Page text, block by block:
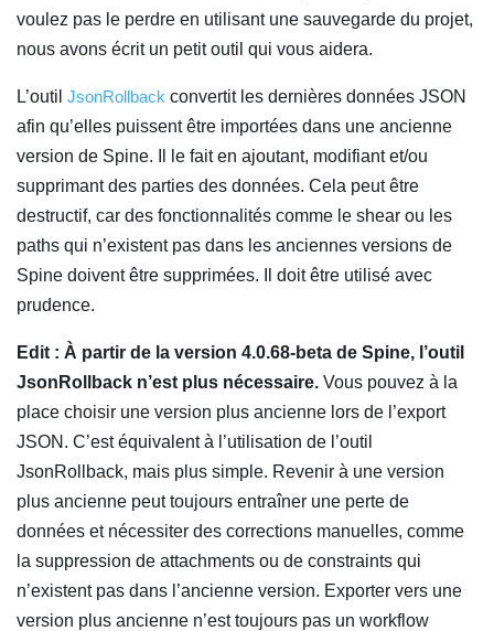
voulez pas le perdre en utilisant une sauvegarde du projet,
nous avons écrit un petit outil qui vous aidera.
L’outil JsonRollback convertit les dernières données JSON
afin qu’elles puissent être importées dans une ancienne
version de Spine. Il le fait en ajoutant, modifiant et/ou
supprimant des parties des données. Cela peut être
destructif, car des fonctionnalités comme le shear ou les
paths qui n’existent pas dans les anciennes versions de
Spine doivent être supprimées. Il doit être utilisé avec
prudence.
Edit : À partir de la version 4.0.68-beta de Spine, l’outil
JsonRollback n’est plus nécessaire. Vous pouvez à la
place choisir une version plus ancienne lors de l’export
JSON. C’est équivalent à l’utilisation de l’outil
JsonRollback, mais plus simple. Revenir à une version
plus ancienne peut toujours entraîner une perte de
données et nécessiter des corrections manuelles, comme
la suppression de attachments ou de constraints qui
n’existent pas dans l’ancienne version. Exporter vers une
version plus ancienne n’est toujours pas un workflow